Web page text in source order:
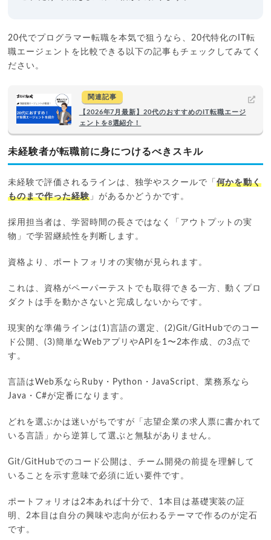
20代でプログラマー転職を本気で狙うなら、20代特化のIT転
職エージェントを比較できる以下の記事もチェックしてみてく
ださい。
関連記事
【2026年7月最新】20代のおすすめのIT転職エージ
ェントを8選紹介！
未経験者が転職前に身につけるべきスキル
未経験で評価されるラインは、独学やスクールで「 何かを動く
ものまで作った経験 」があるかどうかです。
採用担当者は、学習時間の長さではなく「アウトプットの実
物」で学習継続性を判断します。
資格より、ポートフォリオの実物が見られます。
これは、資格がペーパーテストでも取得できる一方、動くプロ
ダクトは手を動かさないと完成しないからです。
現実的な準備ラインは(1)言語の選定、(2)Git/GitHubでのコー
ド公開、(3)簡単なWebアプリやAPIを1〜2本作成、の3点で
す。
言語はWeb系ならRuby・Python・JavaScript、業務系なら
Java・C#が定番になります。
どれを選ぶかは迷いがちですが「志望企業の求人票に書かれて
いる言語」から逆算して選ぶと無駄がありません。
Git/GitHubでのコード公開は、チーム開発の前提を理解して
いることを示す意味で必須に近い要件です。
ポートフォリオは2本あれば十分で、1本目は基礎実装の証
明、2本目は自分の興味や志向が伝わるテーマで作るのが定石
です。